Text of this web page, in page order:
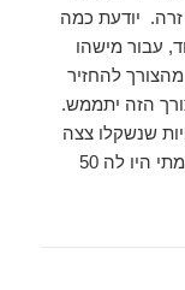
יודעת כמה
עבור מישהו
להחזיר
הזה יתממש.
שנשקלו צצה
ועלתה בה רק מחשבה אחת – היא עצמה, מתי היו לה 50